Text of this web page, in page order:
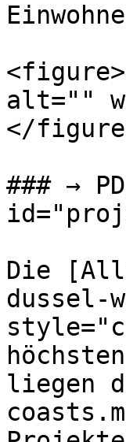
alt=""
</
### →
Die
dussel-
liegen